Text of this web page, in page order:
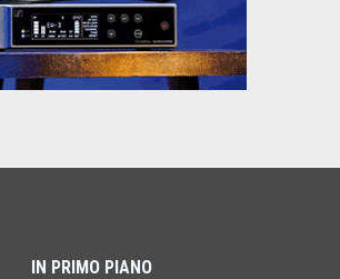
IN PRIMO PIANO